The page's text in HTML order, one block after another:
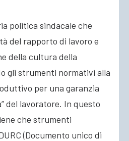
politica sindacale che
del rapporto di lavoro e
della cultura della
gli strumenti normativi alla
per una garanzia
del lavoratore. In questo
che strumenti
(Documento unico di